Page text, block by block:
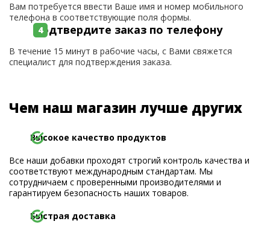
Вам потребуется ввести Ваше имя и номер мобильного
телефона в соответствующие поля формы.
Подтвердите заказ по телефону
В течение 15 минут в рабочие часы, с Вами свяжется
специалист для подтверждения заказа.
Чем наш магазин лучше других
Высокое качество продуктов
Все наши добавки проходят строгий контроль качества и
соответствуют международным стандартам. Мы
сотрудничаем с проверенными производителями и
гарантируем безопасность наших товаров.
Быстрая доставка